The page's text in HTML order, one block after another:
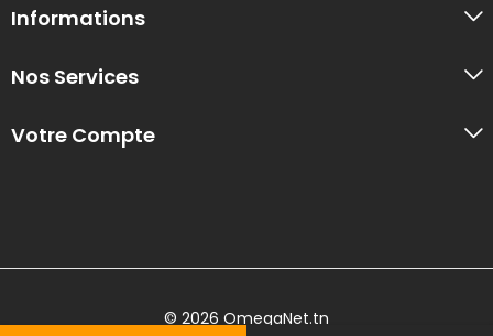
Informations
Nos Services
Votre Compte
© 2026 OmegaNet.tn